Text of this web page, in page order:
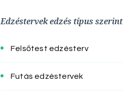
Edzéstervek edzés típus szerint
Felsőtest edzésterv
Futás edzéstervek